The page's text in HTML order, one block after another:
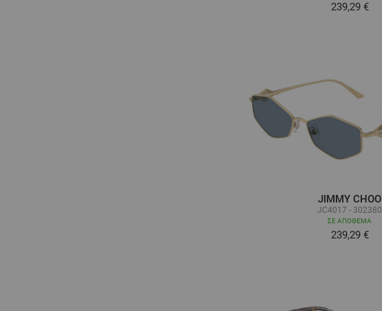
239,29 €
JIMMY CHOO
JC4017 - 302380
ΣΕ ΑΠΌΘΕΜΑ
239,29 €